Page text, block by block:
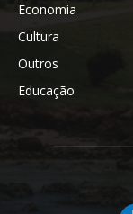
Economia
Cultura
Outros
Educação